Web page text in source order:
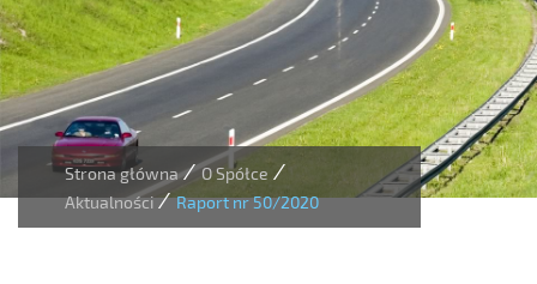
Strona główna/ O Spółce /
Aktualności/ Raport nr 50/2020